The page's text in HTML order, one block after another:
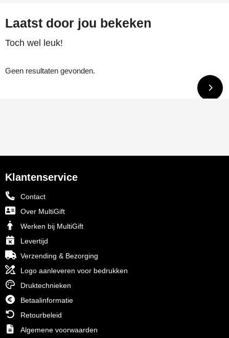
Laatst door jou bekeken
Toch wel leuk!
Geen resultaten gevonden.
Klantenservice
Contact
Over MultiGift
Werken bij MultiGift
Levertijd
Verzending & Bezorging
Logo aanleveren voor bedrukken
Druktechnieken
Betaalinformatie
Retourbeleid
Algemene voorwaarden